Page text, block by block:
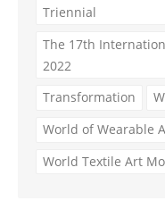
Triennial
The 17th
2022
Transformation
World of Wearable
World Textile Art